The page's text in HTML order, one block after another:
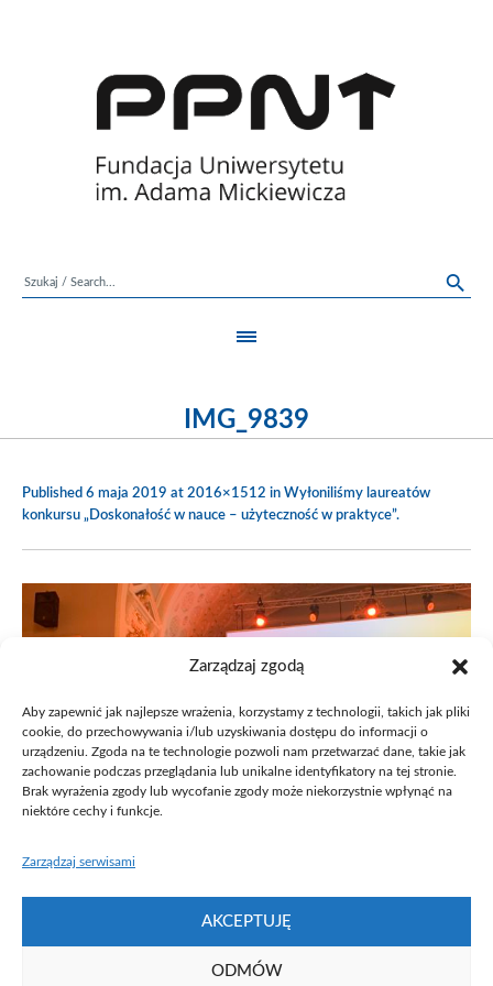
Zarządzaj zgodą
Aby zapewnić jak najlepsze wrażenia, korzystamy z technologii, takich jak pliki
cookie, do przechowywania i/lub uzyskiwania dostępu do informacji o
urządzeniu. Zgoda na te technologie pozwoli nam przetwarzać dane, takie jak
zachowanie podczas przeglądania lub unikalne identyfikatory na tej stronie.
Brak wyrażenia zgody lub wycofanie zgody może niekorzystnie wpłynąć na
niektóre cechy i funkcje.
Zarządzaj serwisami
AKCEPTUJĘ
ODMÓW
IMG_9839
Published 6 maja 2019 at 2016×1512 in Wyłoniliśmy laureatów
konkursu „Doskonałość w nauce – użyteczność w praktyce”.